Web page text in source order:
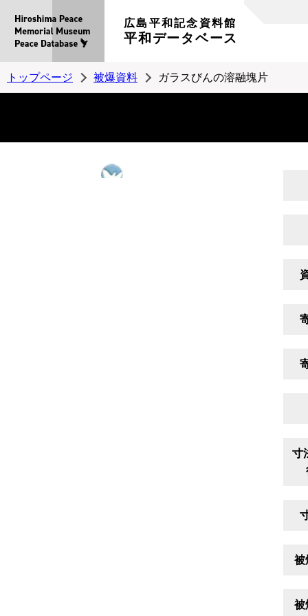
広島平和記念資料館
平和データベース
トップページ 被爆資料 ガラスびんの溶融塊片
寸
被
被